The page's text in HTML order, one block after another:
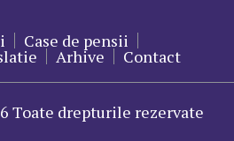
Case de pensii
Arhive Contact
Toate drepturile rezervate